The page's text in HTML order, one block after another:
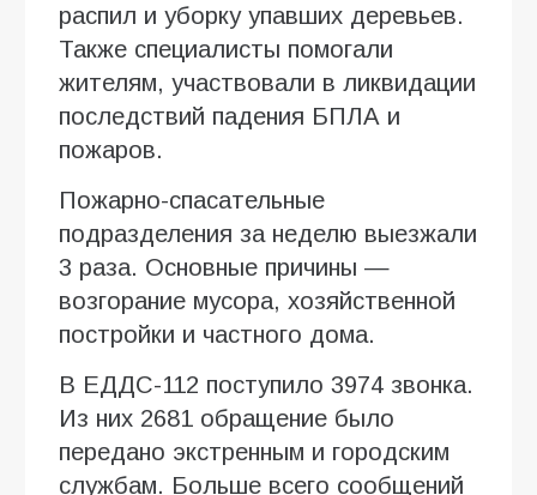
распил и уборку упавших деревьев.
Также специалисты помогали
жителям, участвовали в ликвидации
последствий падения БПЛА и
пожаров.
Пожарно-спасательные
подразделения за неделю выезжали
3 раза. Основные причины —
возгорание мусора, хозяйственной
постройки и частного дома.
В ЕДДС-112 поступило 3974 звонка.
Из них 2681 обращение было
передано экстренным и городским
службам. Больше всего сообщений